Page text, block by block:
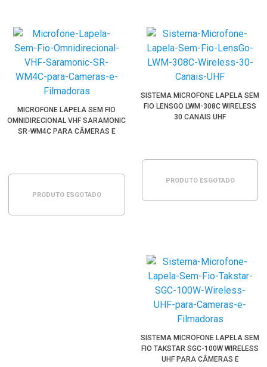
MICROFONE LAPELA SEM FIO
OMNIDIRECIONAL VHF SARAMONIC
SR-WM4C PARA CÂMERAS E
PRODUTO ESGOTADO
SISTEMA MICROFONE LAPELA SEM
FIO LENSGO LWM-308C WIRELESS
30 CANAIS UHF
PRODUTO ESGOTADO
SISTEMA MICROFONE LAPELA SEM
FIO TAKSTAR SGC-100W WIRELESS
UHF PARA CÂMERAS E